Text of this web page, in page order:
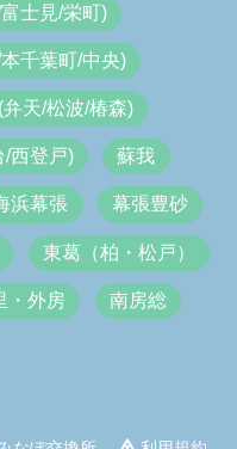
士見/栄町)
千葉町/中央)
天/松波/椿森)
/西登戸) 蘇我
浜幕張 幕張豊砂
東葛（柏・松戸）
・外房 南房総